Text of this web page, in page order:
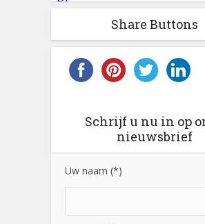
Share Buttons
Schrijf u nu in op
nieuwsbrief
Uw naam (*)